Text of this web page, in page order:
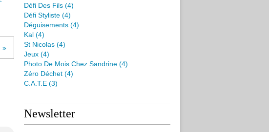
Défi Des Fils (4)
Défi Styliste (4)
Déguisements (4)
Kal (4)
St Nicolas (4)
Jeux (4)
Photo De Mois Chez Sandrine (4)
Zéro Déchet (4)
C.a.t.e (3)
Newsletter